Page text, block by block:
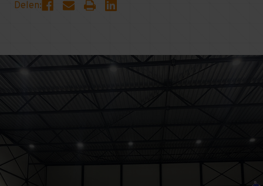
Delen: